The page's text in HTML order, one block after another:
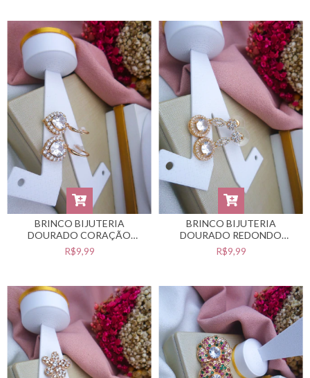
BRINCO BIJUTERIA
DOURADO CORAÇÃO
#B0105506
R$9,99
BRINCO BIJUTERIA
DOURADO REDONDO
#B0105505
R$9,99